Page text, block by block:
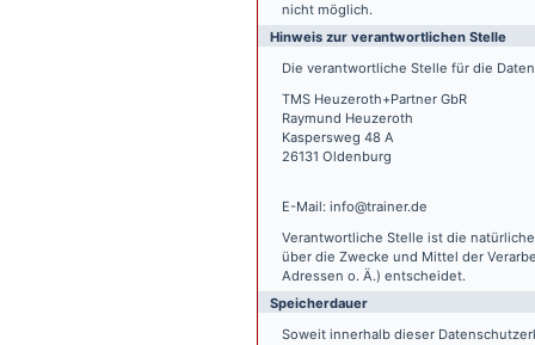
nicht möglich.
Hinweis zur verantwortlichen Stelle
Die verantwortliche Stelle für die
TMS Heuzeroth+Partner GbR
Raymund Heuzeroth
Kaspersweg 48 A
26131 Oldenburg
E-Mail: info@trainer.de
Verantwortliche Stelle ist die
über die Zwecke und Mittel der
Adressen o. Ä.) entscheidet.
Speicherdauer
Soweit innerhalb dieser